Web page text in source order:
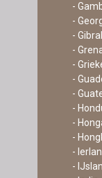
-
-
-
-
-
-
-
-
-
-
-
-